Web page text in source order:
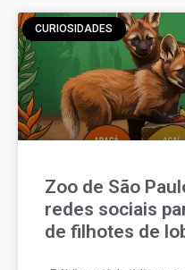
CURIOSIDADES
Zoo de São
redes sociais
de filhotes de